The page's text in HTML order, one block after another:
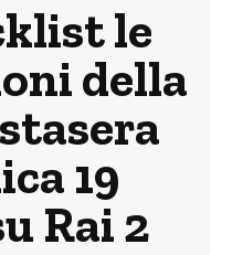
le
della
19
Rai 2